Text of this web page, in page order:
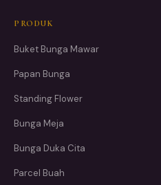
PRODUK
Buket Bunga Mawar
Papan Bunga
Standing Flower
Bunga Meja
Bunga Duka Cita
Parcel Buah